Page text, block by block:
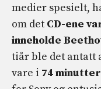
medier spesielt,
om det CD-ene
inneholde
tiår ble det antatt
vare i 74 minutter